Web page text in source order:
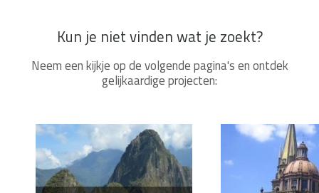
Kun je niet vinden wat je zoekt?
Neem een kijkje op de volgende pagina's en ontdek
gelijkaardige projecten: